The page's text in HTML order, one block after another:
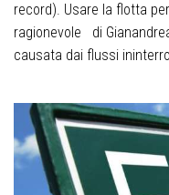
record). Usare la flotta
ragionevole di
causata dai flussi